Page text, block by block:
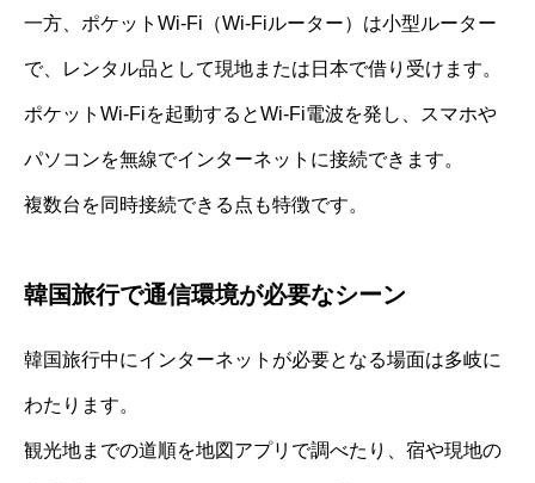
一方、ポケットWi-Fi（Wi-Fiルーター）は小型ルーター
で、レンタル品として現地または日本で借り受けます。
ポケットWi-Fiを起動するとWi-Fi電波を発し、スマホや
パソコンを無線でインターネットに接続できます。
複数台を同時接続できる点も特徴です。
韓国旅行で通信環境が必要なシーン
韓国旅行中にインターネットが必要となる場面は多岐に
わたります。
観光地までの道順を地図アプリで調べたり、宿や現地の